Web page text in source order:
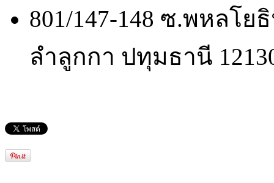
801/147-148 ซ.พหลโ
ลำลูกกา ปทุมธานี